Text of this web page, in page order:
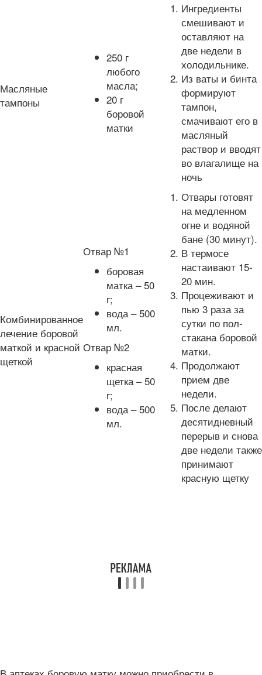
Масляные
тампоны
250 г
любого
масла;
20 г
боровой
матки
Ингредиенты
смешивают и
оставляют на
две недели в
холодильнике.
Из ваты и бинта
формируют
тампон,
смачивают его в
масляный
раствор и вводят
во влагалище на
ночь
Комбинированное
лечение боровой
маткой и красной
щеткой
Отвар №1
боровая
матка – 50
г;
вода – 500
мл.
Отвар №2
красная
щетка – 50
г;
вода – 500
мл.
Отвары готовят
на медленном
огне и водяной
бане (30 минут).
В термосе
настаивают 15-
20 мин.
Процеживают и
пью 3 раза за
сутки по пол-
стакана боровой
матки.
Продолжают
прием две
недели.
После делают
десятидневный
перерыв и снова
две недели также
принимают
красную щетку